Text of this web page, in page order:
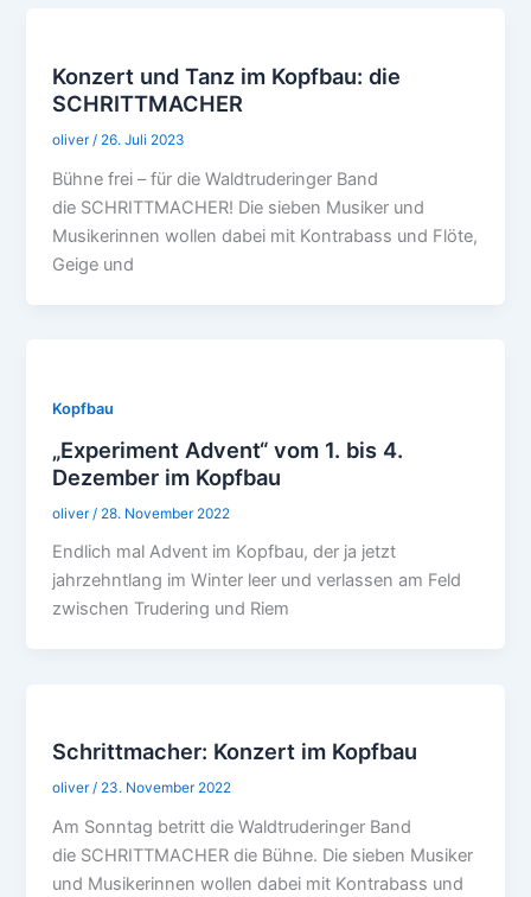
Konzert und Tanz im Kopfbau: die
SCHRITTMACHER
oliver/ 26. Juli 2023
Bühne frei – für die Waldtruderinger Band
die SCHRITTMACHER! Die sieben Musiker und
Musikerinnen wollen dabei mit Kontrabass und Flöte,
Geige und
Kopfbau
„Experiment Advent“ vom 1. bis 4.
Dezember im Kopfbau
oliver / 28. November 2022
Endlich mal Advent im Kopfbau, der ja jetzt
jahrzehntlang im Winter leer und verlassen am Feld
zwischen Trudering und Riem
Schrittmacher: Konzert im Kopfbau
oliver/ 23. November 2022
Am Sonntag betritt die Waldtruderinger Band
die SCHRITTMACHER die Bühne. Die sieben Musiker
und Musikerinnen wollen dabei mit Kontrabass und